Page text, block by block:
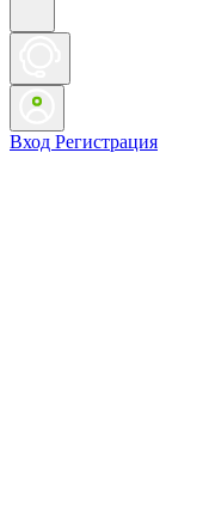
Вход Регистрация